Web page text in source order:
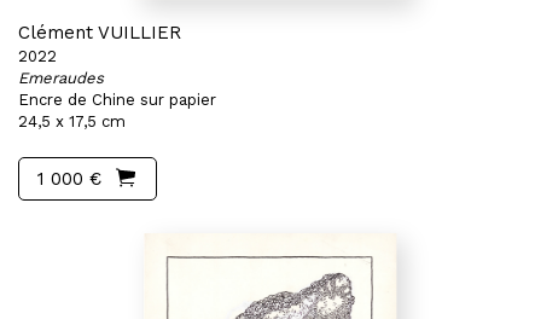
Clément VUILLIER
2022
Emeraudes
Encre de Chine sur papier
24,5 x 17,5 cm
1 000 €